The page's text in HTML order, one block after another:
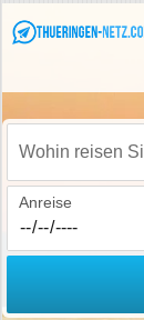
Wohin reisen Sie?
Anreise